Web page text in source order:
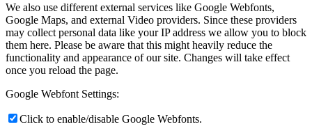
We also use different external services like Google Webfonts,
Google Maps, and external Video providers. Since these providers
may collect personal data like your IP address we allow you to block
them here. Please be aware that this might heavily reduce the
functionality and appearance of our site. Changes will take effect
once you reload the page.
Google Webfont Settings:
Click to enable/disable Google Webfonts.